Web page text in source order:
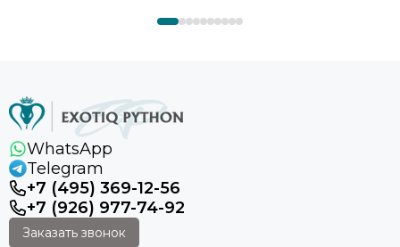
WhatsApp
Telegram
+7 (495) 369-12-56
+7 (926) 977-74-92
Заказать звонок